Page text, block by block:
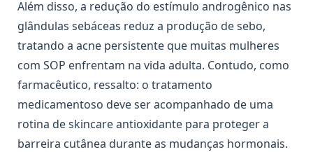
Além disso, a redução do estímulo androgênico nas
glândulas sebáceas reduz a produção de sebo,
tratando a acne persistente que muitas mulheres
com SOP enfrentam na vida adulta. Contudo, como
farmacêutico, ressalto: o tratamento
medicamentoso deve ser acompanhado de uma
rotina de skincare antioxidante para proteger a
barreira cutânea durante as mudanças hormonais.